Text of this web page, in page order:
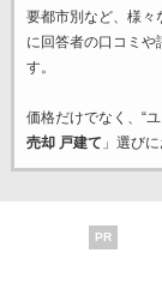
要都市別など、様々
に回答者の口コミや
す。
価格だけでなく、“
売却 戸建て 」選び
PR